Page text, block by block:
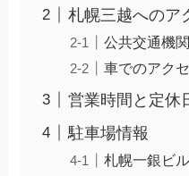
札幌三越へのア
公共交通機
車でのアク
営業時間と定休
駐車場情報
札幌一銀ビ